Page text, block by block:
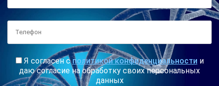
Я согласен сполитикой конфиденциальности и
даю согласие на обработку своих персональных
данных